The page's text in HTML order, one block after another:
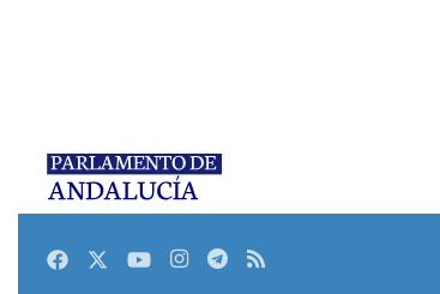
FacebookTwitterYoutubeInstagram
Telegram
RSS